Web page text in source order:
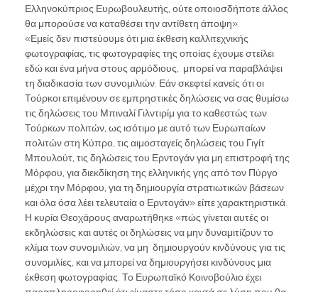
Ελληνοκύπριος Ευρωβουλευτής, ούτε οποιοσδήποτε άλλος
θα μπορούσε να καταθέσει την αντίθετη άποψη».
«Εμείς δεν πιστεύουμε ότι μια έκθεση καλλιτεχνικής
φωτογραφίας, τις φωτογραφίες της οποίας έχουμε στείλει
εδώ και ένα μήνα στους αρμόδιους, μπορεί να παραβλάψει
τη διαδικασία των συνομιλιών. Εάν σκεφτεί κανείς ότι οι
Τούρκοι επιμένουν σε εμπρηστικές δηλώσεις να σας θυμίσω
τις δηλώσεις του Μπιναλί Γιλντιρίμ για το καθεστώς των
Τούρκων πολιτών, ως ισότιμο με αυτό των Ευρωπαίων
πολιτών στη Κύπρο, τις αιμοσταγείς δηλώσεις του Γιγίτ
Μπουλούτ, τις δηλώσεις του Ερντογάν για μη επιστροφή της
Μόρφου, για διεκδίκηση της ελληνικής γης από τον Πύργο
μέχρι την Μόρφου, για τη δημιουργία στρατιωτικών βάσεων
και όλα όσα λέει τελευταία ο Ερντογάν» είπε χαρακτηριστικά.
Η κυρία Θεοχάρους αναρωτήθηκε «πώς γίνεται αυτές οι
εκδηλώσεις και αυτές οι δηλώσεις να μην δυναμιτίζουν το
κλίμα των συνομιλιών, να μη δημιουργούν κινδύνους για τις
συνομιλίες, και να μπορεί να δημιουργήσει κινδύνους μια
έκθεση φωτογραφίας. Το Ευρωπαϊκό Κοινοβούλιο έχει